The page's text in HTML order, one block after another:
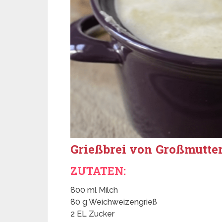
Grießbrei von
ZUTATEN:
800 ml Milch
80 g Weichweizengrieß
2 EL Zucker